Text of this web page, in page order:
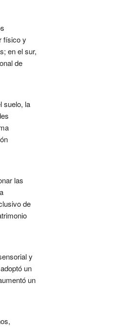
físico y
en el sur,
de
suelo, la
las
de
y
un
un